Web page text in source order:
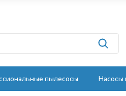
пылесосы Насосы